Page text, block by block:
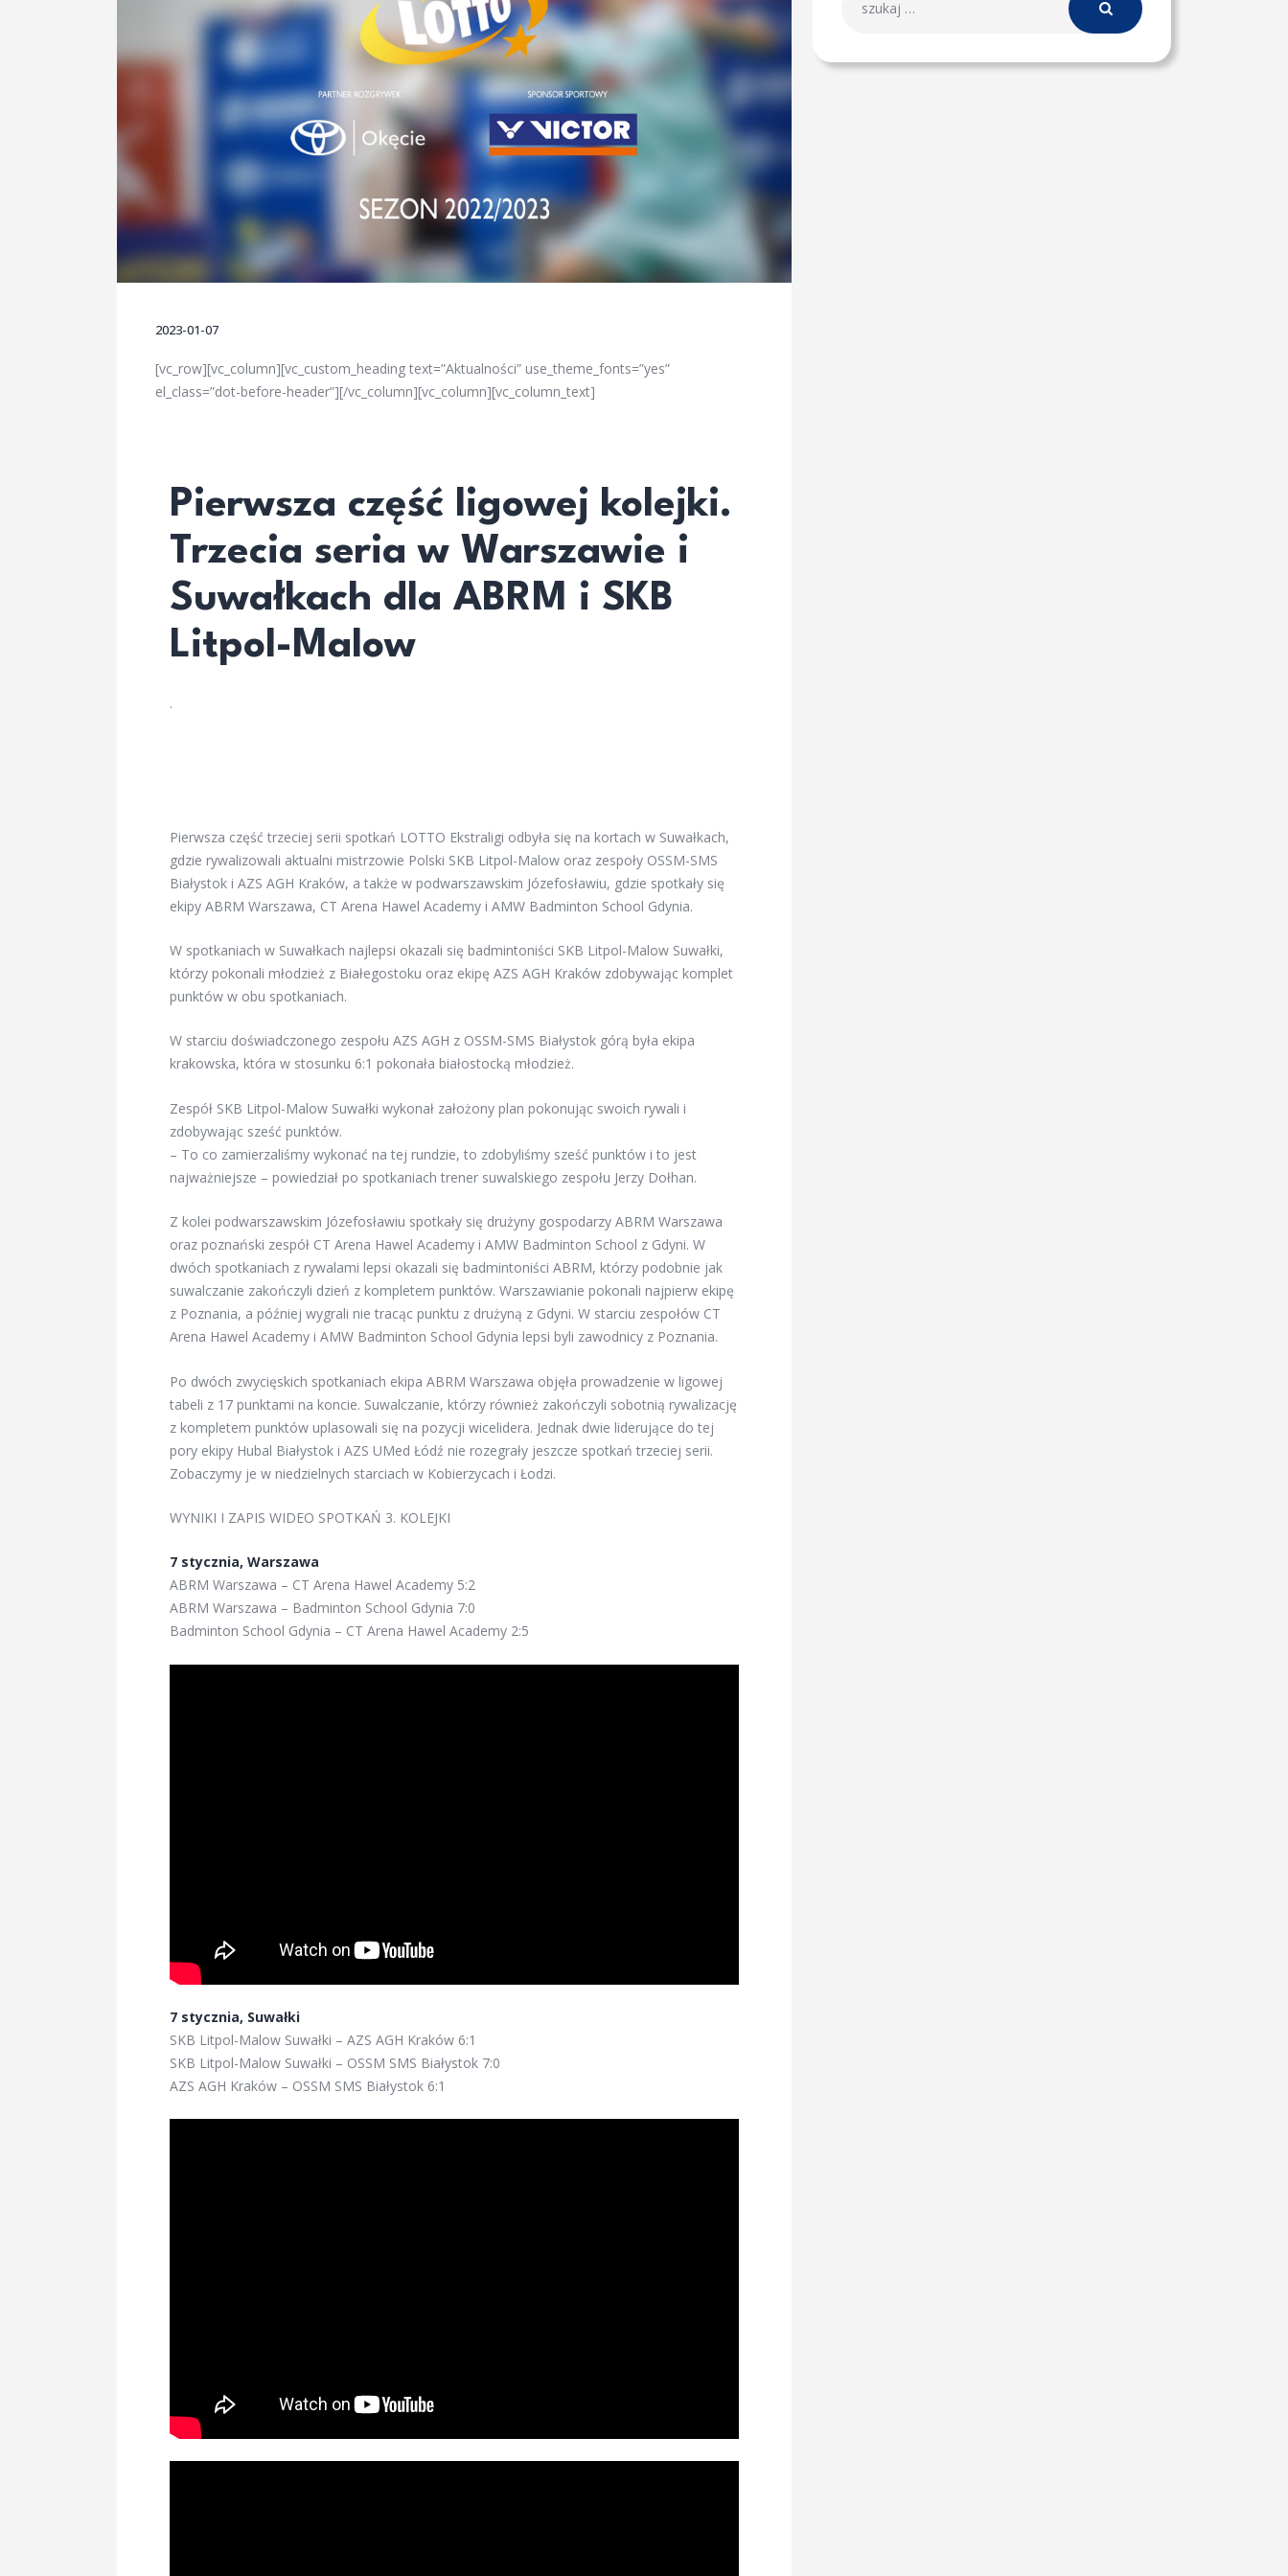
2023-01-07
[vc_row][vc_column][vc_custom_heading text=”Aktualności” use_theme_fonts=”yes”
el_class=”dot-before-header”][/vc_column][vc_column][vc_column_text]
Pierwsza część ligowej kolejki.
Trzecia seria w Warszawie i
Suwałkach dla ABRM i SKB
Litpol-Malow
.
Pierwsza część trzeciej serii spotkań LOTTO Ekstraligi odbyła się na kortach w Suwałkach,
gdzie rywalizowali aktualni mistrzowie Polski SKB Litpol-Malow oraz zespoły OSSM-SMS
Białystok i AZS AGH Kraków, a także w podwarszawskim Józefosławiu, gdzie spotkały się
ekipy ABRM Warszawa, CT Arena Hawel Academy i AMW Badminton School Gdynia.
W spotkaniach w Suwałkach najlepsi okazali się badmintoniści SKB Litpol-Malow Suwałki,
którzy pokonali młodzież z Białegostoku oraz ekipę AZS AGH Kraków zdobywając komplet
punktów w obu spotkaniach.
W starciu doświadczonego zespołu AZS AGH z OSSM-SMS Białystok górą była ekipa
krakowska, która w stosunku 6:1 pokonała białostocką młodzież.
Zespół SKB Litpol-Malow Suwałki wykonał założony plan pokonując swoich rywali i
zdobywając sześć punktów.
– To co zamierzaliśmy wykonać na tej rundzie, to zdobyliśmy sześć punktów i to jest
najważniejsze – powiedział po spotkaniach trener suwalskiego zespołu Jerzy Dołhan.
Z kolei podwarszawskim Józefosławiu spotkały się drużyny gospodarzy ABRM Warszawa
oraz poznański zespół CT Arena Hawel Academy i AMW Badminton School z Gdyni. W
dwóch spotkaniach z rywalami lepsi okazali się badmintoniści ABRM, którzy podobnie jak
suwalczanie zakończyli dzień z kompletem punktów. Warszawianie pokonali najpierw ekipę
z Poznania, a później wygrali nie tracąc punktu z drużyną z Gdyni. W starciu zespołów CT
Arena Hawel Academy i AMW Badminton School Gdynia lepsi byli zawodnicy z Poznania.
Po dwóch zwycięskich spotkaniach ekipa ABRM Warszawa objęła prowadzenie w ligowej
tabeli z 17 punktami na koncie. Suwalczanie, którzy również zakończyli sobotnią rywalizację
z kompletem punktów uplasowali się na pozycji wicelidera. Jednak dwie liderujące do tej
pory ekipy Hubal Białystok i AZS UMed Łódź nie rozegrały jeszcze spotkań trzeciej serii.
Zobaczymy je w niedzielnych starciach w Kobierzycach i Łodzi.
WYNIKI I ZAPIS WIDEO SPOTKAŃ 3. KOLEJKI
7 stycznia, Warszawa
ABRM Warszawa – CT Arena Hawel Academy 5:2
ABRM Warszawa – Badminton School Gdynia 7:0
Badminton School Gdynia – CT Arena Hawel Academy 2:5
7 stycznia, Suwałki
SKB Litpol-Malow Suwałki – AZS AGH Kraków 6:1
SKB Litpol-Malow Suwałki – OSSM SMS Białystok 7:0
AZS AGH Kraków – OSSM SMS Białystok 6:1